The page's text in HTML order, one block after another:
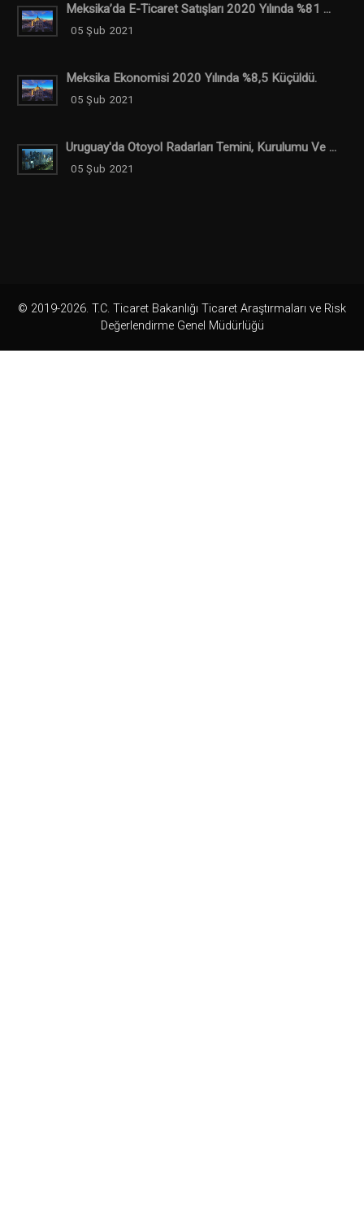
Meksika’da E-Ticaret Satışları 2020 Yılında %81 ...
05 Şub 2021
Meksika Ekonomisi 2020 Yılında %8,5 Küçüldü.
05 Şub 2021
Uruguay'da Otoyol Radarları Temini, Kurulumu Ve ...
05 Şub 2021
© 2019-2026. T.C. Ticaret Bakanlığı Ticaret Araştırmaları ve Risk
Değerlendirme Genel Müdürlüğü